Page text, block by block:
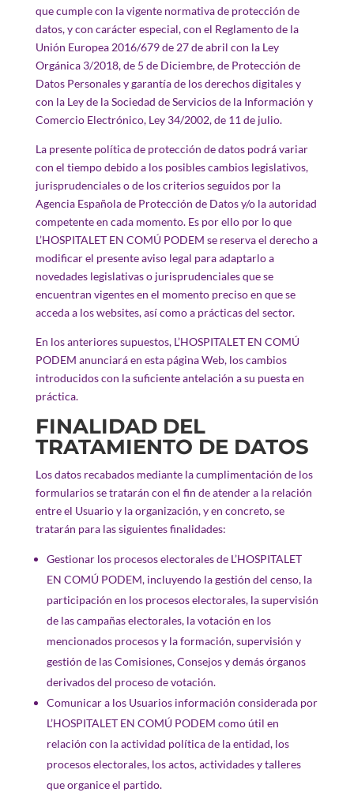
que cumple con la vigente normativa de protección de
datos, y con carácter especial, con el Reglamento de la
Unión Europea 2016/679 de 27 de abril con la Ley
Orgánica 3/2018, de 5 de Diciembre, de Protección de
Datos Personales y garantía de los derechos digitales y
con la Ley de la Sociedad de Servicios de la Información y
Comercio Electrónico, Ley 34/2002, de 11 de julio.
La presente política de protección de datos podrá variar
con el tiempo debido a los posibles cambios legislativos,
jurisprudenciales o de los criterios seguidos por la
Agencia Española de Protección de Datos y/o la autoridad
competente en cada momento. Es por ello por lo que
L’HOSPITALET EN COMÚ PODEM se reserva el derecho a
modificar el presente aviso legal para adaptarlo a
novedades legislativas o jurisprudenciales que se
encuentran vigentes en el momento preciso en que se
acceda a los websites, así como a prácticas del sector.
En los anteriores supuestos, L’HOSPITALET EN COMÚ
PODEM anunciará en esta página Web, los cambios
introducidos con la suficiente antelación a su puesta en
práctica.
FINALIDAD DEL
TRATAMIENTO DE DATOS
Los datos recabados mediante la cumplimentación de los
formularios se tratarán con el fin de atender a la relación
entre el Usuario y la organización, y en concreto, se
tratarán para las siguientes finalidades:
Gestionar los procesos electorales de L’HOSPITALET
EN COMÚ PODEM, incluyendo la gestión del censo, la
participación en los procesos electorales, la supervisión
de las campañas electorales, la votación en los
mencionados procesos y la formación, supervisión y
gestión de las Comisiones, Consejos y demás órganos
derivados del proceso de votación.
Comunicar a los Usuarios información considerada por
L’HOSPITALET EN COMÚ PODEM como útil en
relación con la actividad política de la entidad, los
procesos electorales, los actos, actividades y talleres
que organice el partido.